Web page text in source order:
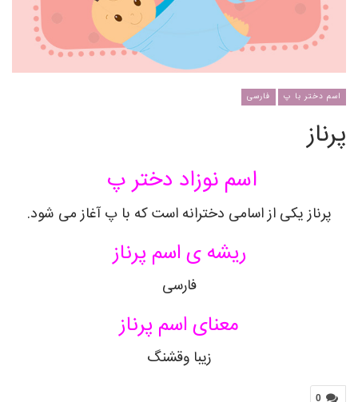
اسم دختر با پ فارسی
پرناز
اسم نوزاد دختر پ
پرناز یکی از اسامی دخترانه است که با پ آغاز می شود.
ریشه ی اسم پرناز
فارسی
معنای اسم پرناز
زیبا وقشنگ
0